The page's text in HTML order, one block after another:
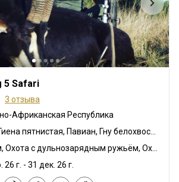
5 Safari
3 отзыва
Африканская Республика
г. - 31 дек. 26 г.